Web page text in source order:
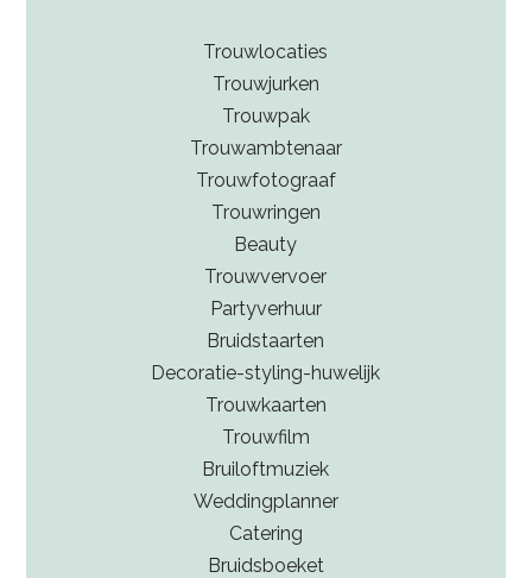
Trouwlocaties
Trouwjurken
Trouwpak
Trouwambtenaar
Trouwfotograaf
Trouwringen
Beauty
Trouwvervoer
Partyverhuur
Bruidstaarten
Decoratie-styling-huwelijk
Trouwkaarten
Trouwfilm
Bruiloftmuziek
Weddingplanner
Catering
Bruidsboeket